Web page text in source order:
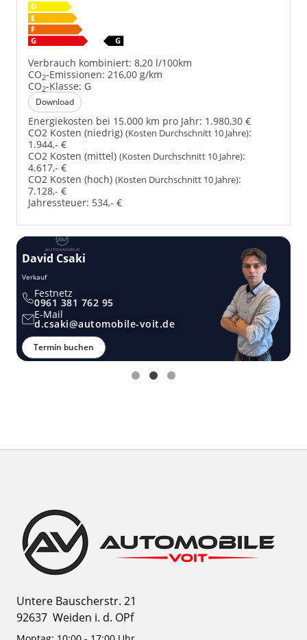
Verbrauch kombiniert: 8,20 l/100km
CO2-Emissionen: 216,00 g/km
CO2-Klasse: G
Download
Energiekosten bei 15.000 km pro Jahr: 1.980,30 €
CO2 Kosten (niedrig) (Kosten Durchschnitt 10 Jahre):
1.944,- €
CO2 Kosten (mittel) (Kosten Durchschnitt 10 Jahre):
4.617,- €
CO2 Kosten (hoch) (Kosten Durchschnitt 10 Jahre):
7.128,- €
Jahressteuer: 534,- €
David Csaki
Verkauf
Festnetz
0961 381 762 95
E-Mail
d.csaki@automobile-voit.de
Termin buchen
Untere Bauscherstr. 21
92637 Weiden i. d. OPf